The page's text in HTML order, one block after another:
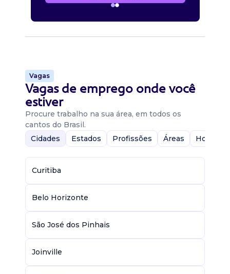
Vagas
Vagas de emprego onde você
estiver
Procure trabalho na sua área, em todos os
cantos do Brasil.
Cidades
Estados Profissões Áreas Home-
Curitiba
Belo Horizonte
São José dos Pinhais
Joinville